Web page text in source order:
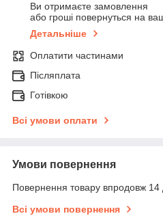
Ви отримаєте замовлення
або гроші повернуться на
Детальніше
Оплатити частинами
Післяплата
Готівкою
Всі умови оплати
Умови повернення
Повернення товару впродовж 14
Всі умови повернення